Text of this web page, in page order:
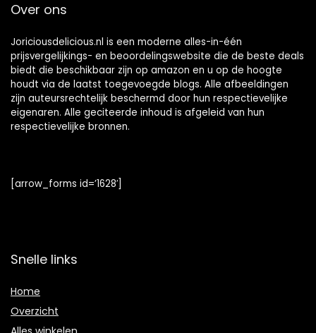
Count, 250g …
Over ons
Joriciousdelicious.nl is een moderne alles-in-één
prijsvergelijkings- en beoordelingswebsite die de beste deals
biedt die beschikbaar zijn op amazon en u op de hoogte
houdt via de laatst toegevoegde blogs. Alle afbeeldingen
zijn auteursrechtelijk beschermd door hun respectievelijke
eigenaren. Alle geciteerde inhoud is afgeleid van hun
respectievelijke bronnen.
[arrow_forms id=’1628′]
Snelle links
Home
Overzicht